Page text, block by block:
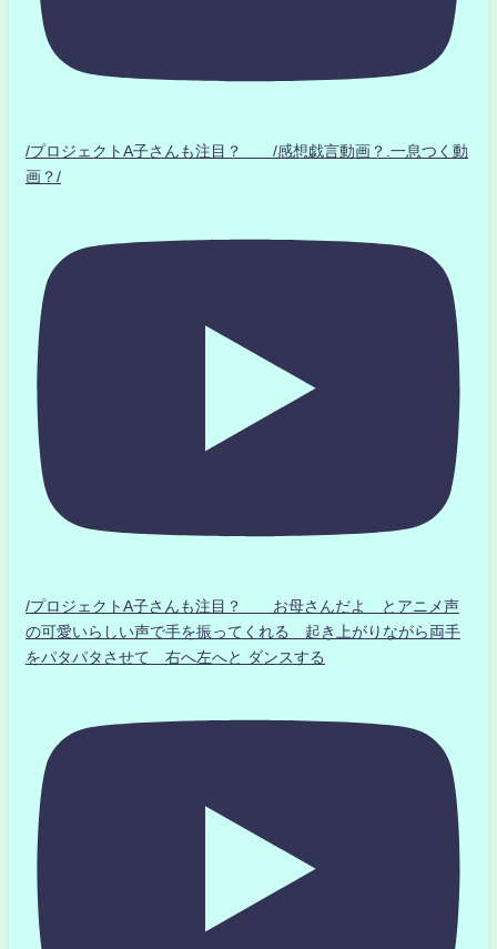
/プロジェクトA子さんも注目？ /感想戯言動画？.一息つく動
画？/
/プロジェクトA子さんも注目？ お母さんだよ とアニメ声
の可愛いらしい声で手を振ってくれる 起き上がりながら両手
をパタパタさせて 右へ左へと ダンスする